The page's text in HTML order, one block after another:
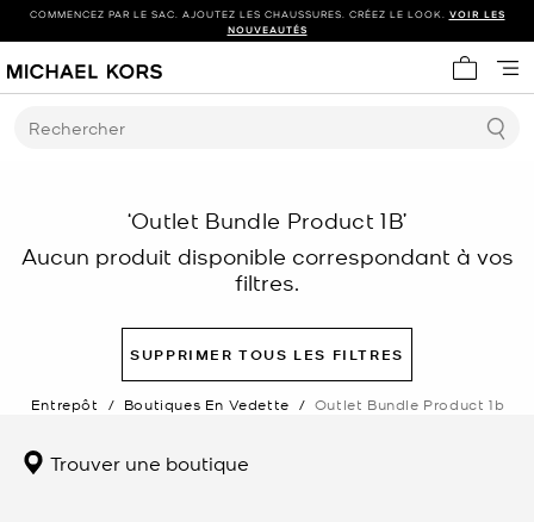
COMMENCEZ PAR LE SAC. AJOUTEZ LES CHAUSSURES. CRÉEZ LE LOOK. VOIR LES
NOUVEAUTÉS
Mon
Rechercher
‘Outlet Bundle Product 1B’
Aucun produit disponible correspondant à vos
filtres.
SUPPRIMER TOUS LES FILTRES
Entrepôt / Boutiques En Vedette / Outlet Bundle Product 1b
Trouver une boutique